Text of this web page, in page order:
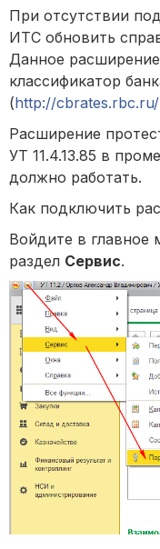
При отсутствии
ИТС обновить
Данное расширение
классификатор
(http://
Расширение
УТ 11.4.13.85 в
должно работать.
Как подключить
Войдите в главное
раздел Сервис.